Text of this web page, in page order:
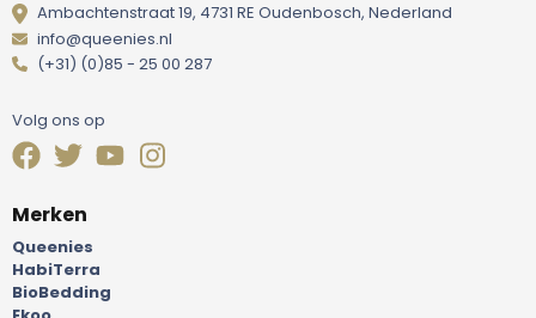
Ambachtenstraat 19, 4731 RE Oudenbosch, Nederland
info@queenies.nl
(+31) (0)85 - 25 00 287
Volg ons op
Merken
Queenies
HabiTerra
BioBedding